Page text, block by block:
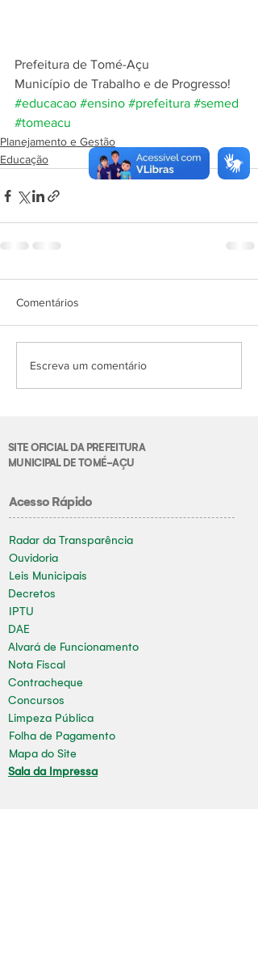
Prefeitura de Tomé-Açu
Município de Trabalho e de Progresso!
#educacao #ensino #prefeitura #semed
#tomeacu
Planejamento e Gestão
Educação
Comentários
Escreva um comentário
SITE OFICIAL DA PREFEITURA
MUNICIPAL DE TOMÉ-AÇU
Acesso Rápido
Radar da Transparência
Ouvidoria
Leis Municipais
Decretos
IPTU
DAE
Alvará de Funcionamento
Nota Fiscal
Contracheque
Concursos
Limpeza Pública
Folha de Pagamento
Mapa do Site
Sala da Impressa